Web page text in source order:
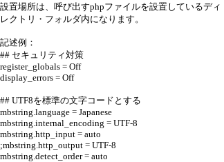
設置場所は、呼び出すphpファイルを設置しているディ
レクトリ・フォルダ内になります。
記述例：
## セキュリティ対策
register_globals = Off
display_errors = Off
## UTF8を標準の文字コードとする
mbstring.language = Japanese
mbstring.internal_encoding = UTF-8
mbstring.http_input = auto
;mbstring.http_output = UTF-8
mbstring.detect_order = auto